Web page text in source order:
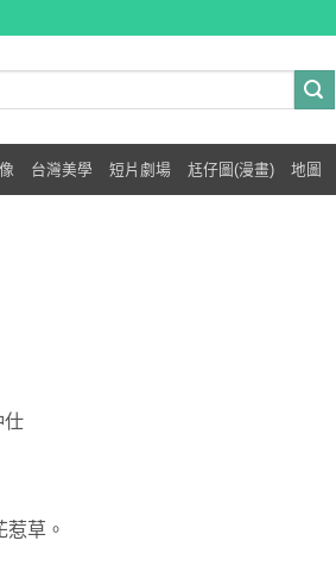
台灣美學 短片劇場 尪仔圖(漫畫) 地圖
仕
草。